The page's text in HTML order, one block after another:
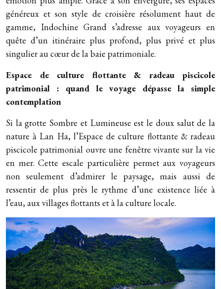
généreux et son style de croisière résolument haut de
gamme, Indochine Grand s’adresse aux voyageurs en
quête d’un itinéraire plus profond, plus privé et plus
singulier au cœur de la baie patrimoniale.
Espace de culture flottante & radeau piscicole
patrimonial : quand le voyage dépasse la simple
contemplation
Si la grotte Sombre et Lumineuse est le doux salut de la
nature à Lan Ha, l’Espace de culture flottante & radeau
piscicole patrimonial ouvre une fenêtre vivante sur la vie
en mer. Cette escale particulière permet aux voyageurs
non seulement d’admirer le paysage, mais aussi de
ressentir de plus près le rythme d’une existence liée à
l’eau, aux villages flottants et à la culture locale.